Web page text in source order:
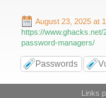
August 23, 2025 at
https://
password-managers/
Passwords
Links